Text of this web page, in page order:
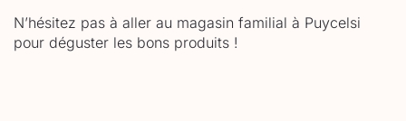
N’hésitez pas à aller au magasin familial à Puycelsi
pour déguster les bons produits !